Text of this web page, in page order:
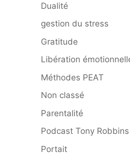
Dualité
gestion du stress
Gratitude
Libération
Méthodes PEAT
Non classé
Parentalité
Podcast Tony Robbins
Portait